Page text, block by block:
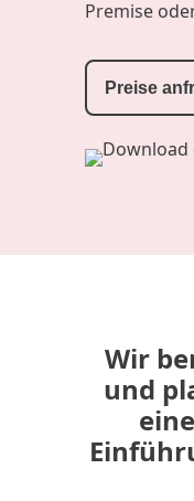
Premise
Preise
Wir
und